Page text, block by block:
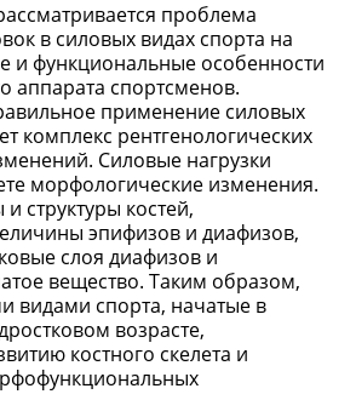
проблема
в силовых видах спорта на
и функциональные особенности
аппарата спортсменов.
применение силовых
комплекс рентгенологических
Силовые нагрузки
морфологические изменения.
структуры костей,
эпифизов и диафизов,
слоя диафизов и
вещество. Таким образом,
видами спорта, начатые в
возрасте,
костного скелета и